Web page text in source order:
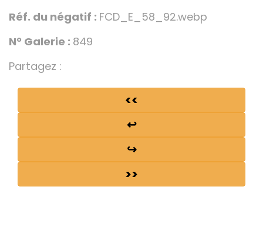
Réf. du négatif : FCD_E_58_92.webp
N° Galerie : 849
Partagez :
<<
↩
↪
>>